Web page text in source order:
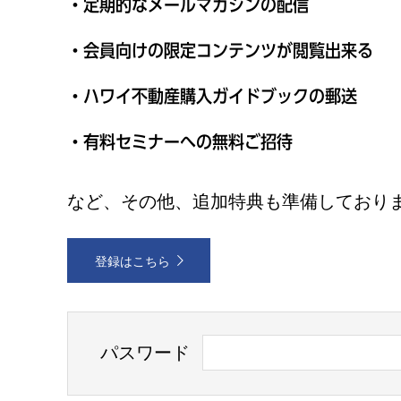
・定期的なメールマガジンの配信
・会員向けの限定コンテンツが閲覧出来る
・ハワイ不動産購入ガイドブックの郵送
・有料セミナーへの無料ご招待
など、その他、追加特典も準備しており
登録はこちら
パスワード